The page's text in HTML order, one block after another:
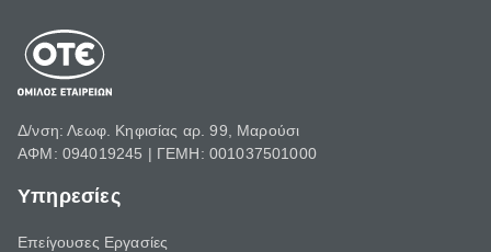
Δ/νση: Λεωφ. Κηφισίας αρ. 99, Μαρούσι
ΑΦΜ: 094019245 | ΓΕΜΗ: 001037501000
Υπηρεσίες
Επείγουσες Εργασίες